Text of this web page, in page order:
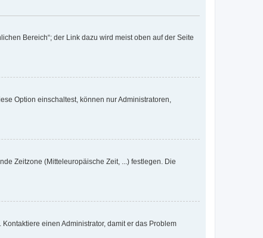
Bereich“; der Link dazu wird meist oben auf der Seite
Option einschaltest, können nur Administratoren,
Zeitzone (Mitteleuropäische Zeit, ...) festlegen. Die
einen Administrator, damit er das Problem